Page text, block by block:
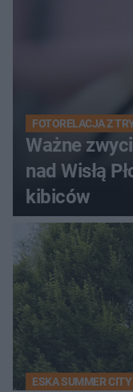
FOTORELACJA Z
Ważne
nad Wisłą
kibiców
ESKA SUMMER